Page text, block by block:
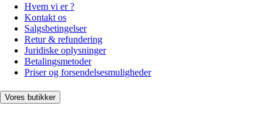
Hvem vi er ?
Kontakt os
Salgsbetingelser
Retur & refundering
Juridiske oplysninger
Betalingsmetoder
Priser og forsendelsesmuligheder
Vores butikker